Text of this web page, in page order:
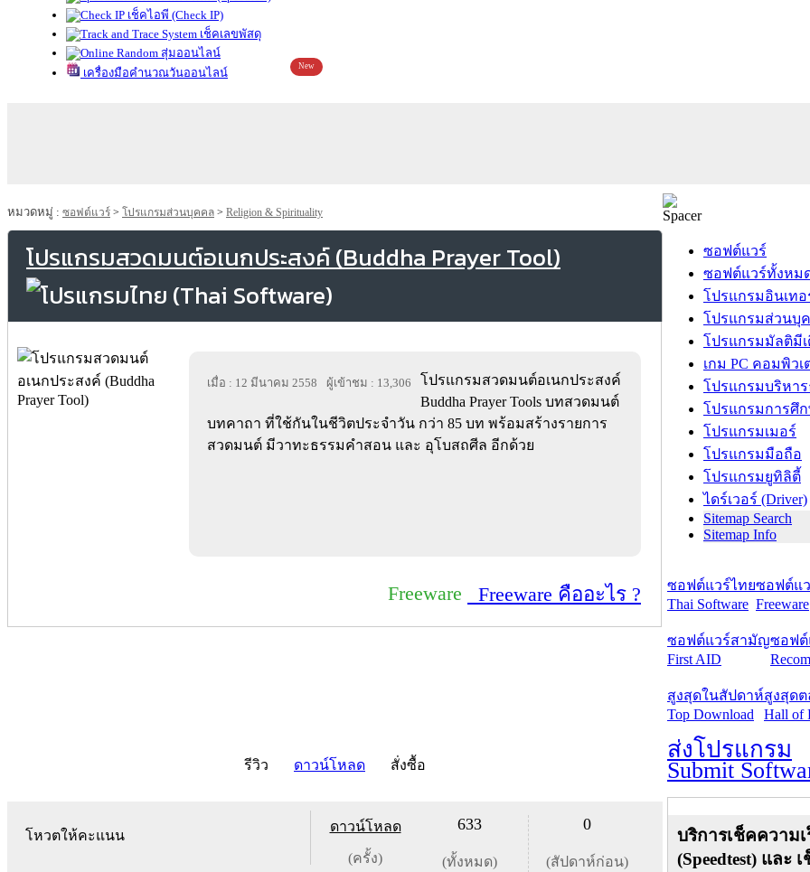
เช็คไอพี (Check IP)
เช็คเลขพัสดุ
สุ่มออนไลน์
เครื่องมือคำนวณวันออนไลน์
New
หมวดหมู่ : ซอฟต์แวร์ > โปรแกรมส่วนบุคคล > Religion & Spirituality
โปรแกรมสวดมนต์อเนกประสงค์ (Buddha Prayer Tool)
เมื่อ : 12 มีนาคม 2558 ผู้เข้าชม : 13,306
โปรแกรมสวดมนต์อเนกประสงค์
Buddha Prayer Tools บทสวดมนต์
บทคาถา ที่ใช้กันในชีวิตประจำวัน กว่า 85 บท พร้อมสร้างรายการ
สวดมนต์ มีวาทะธรรมคำสอน และ อุโบสถศีล อีกด้วย
Freeware Freeware คืออะไร ?
รีวิว ดาวน์โหลด สั่งซื้อ
โหวตให้คะแนน
ดาวน์โหลด
(ครั้ง)
633
(ทั้งหมด)
0
(สัปดาห์ก่อน)
ซอฟต์แวร์
ซอฟต์แวร์ทั้งหม
โปรแกรมอินเทอ
โปรแกรมส่วนบุ
โปรแกรมมัลติมีเ
เกม PC คอมพิวเ
โปรแกรมบริหา
โปรแกรมการศึ
โปรแกรมเมอร์
โปรแกรมมือถือ
โปรแกรมยูทิลิตี้
ไดร์เวอร์ (Driver)
Sitemap Search
Sitemap Info
ซอฟต์แวร์ไทย
Thai Software
ซอฟต์แ
Freeware
ซอฟต์แวร์สามัญ
First AID
ซอฟต์
สูงสุดในสัปดาห์
Top Download
สูงสุด
Hall of
ส่งโปรแกรม
Submit
บริการเช็คความเ
(Speedtest) และ